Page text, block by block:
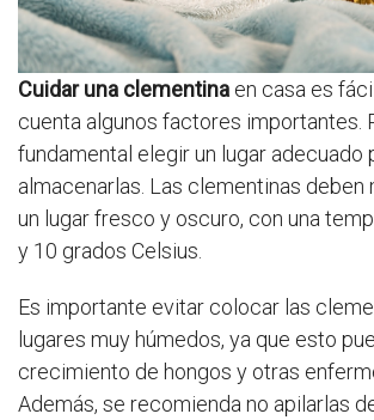
Cuidar una clementina en casa es
cuenta algunos factores importantes.
fundamental elegir un lugar adecuado
almacenarlas. Las clementinas deben
un lugar fresco y oscuro, con una
y 10 grados Celsius.
Es importante evitar colocar las
lugares muy húmedos, ya que esto
crecimiento de hongos y otras
Además, se recomienda no apilarlas